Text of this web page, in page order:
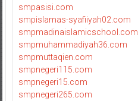
smpasisi.com
smpislamas-syafiiyah02.com
smpmadinaislamicschool.com
smpmuhammadiyah36.com
smpmuttaqien.com
smpnegeri115.com
smpnegeri15.com
smpnegeri265.com